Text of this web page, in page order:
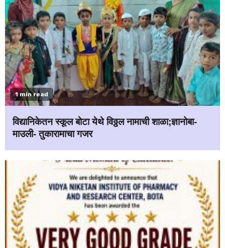
1 min read
विद्यानिकेतन स्कूल बोटा येथे विठ्ठल नामाची शाळा;ज्ञानोबा-
माउली- तुकारामाचा गजर